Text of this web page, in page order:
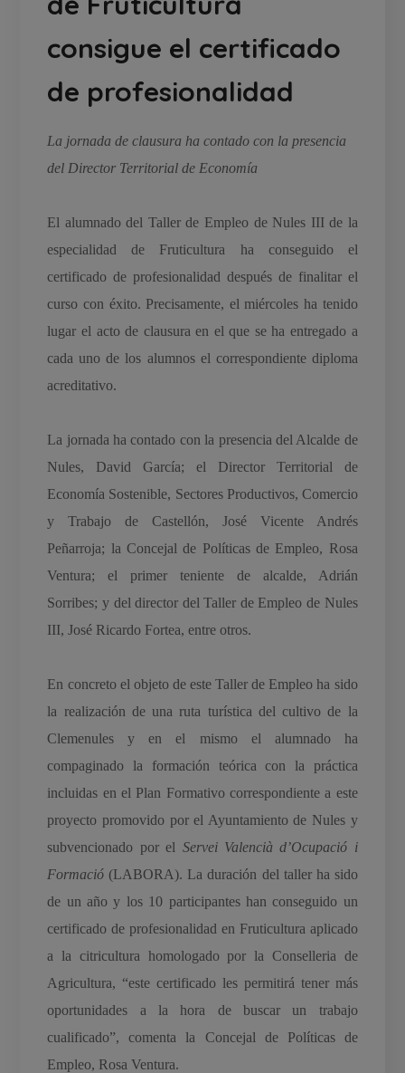
consigue el certificado
de profesionalidad
La jornada de clausura ha contado con la presencia
del Director Territorial de Economía
El alumnado del Taller de Empleo de Nules III de la
especialidad de Fruticultura ha conseguido el
certificado de profesionalidad después de finalitar el
curso con éxito. Precisamente, el miércoles ha tenido
lugar el acto de clausura en el que se ha entregado a
cada uno de los alumnos el correspondiente diploma
acreditativo.
La jornada ha contado con la presencia del Alcalde de
Nules, David García; el Director Territorial de
Economía Sostenible, Sectores Productivos, Comercio
y Trabajo de Castellón, José Vicente Andrés
Peñarroja; la Concejal de Políticas de Empleo, Rosa
Ventura; el primer teniente de alcalde, Adrián
Sorribes; y del director del Taller de Empleo de Nules
III, José Ricardo Fortea, entre otros.
En concreto el objeto de este Taller de Empleo ha sido
la realización de una ruta turística del cultivo de la
Clemenules y en el mismo el alumnado ha
compaginado la formación teórica con la práctica
incluidas en el Plan Formativo correspondiente a este
proyecto promovido por el Ayuntamiento de Nules y
subvencionado por el Servei Valencià d’Ocupació i
Formació (LABORA). La duración del taller ha sido
de un año y los 10 participantes han conseguido un
certificado de profesionalidad en Fruticultura aplicado
a la citricultura homologado por la Conselleria de
Agricultura, “este certificado les permitirá tener más
oportunidades a la hora de buscar un trabajo
cualificado”, comenta la Concejal de Políticas de
Empleo, Rosa Ventura.